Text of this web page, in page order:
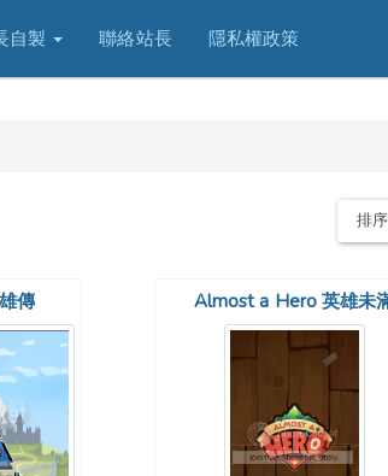
自製 聯絡站長 隱私權政策
排
傳 Almost a Hero 英雄未